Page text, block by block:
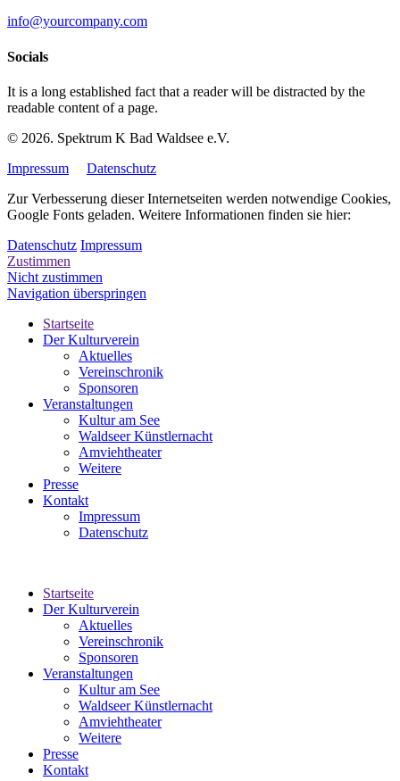
info@yourcompany.com
Socials
It is a long established fact that a reader will be distracted by the
readable content of a page.
© 2026. Spektrum K Bad Waldsee e.V.
Impressum
Datenschutz
Zur Verbesserung dieser Internetseiten werden notwendige Cookies,
Google Fonts geladen. Weitere Informationen finden sie hier:
Datenschutz Impressum
Zustimmen
Nicht zustimmen
Navigation überspringen
Startseite
Der Kulturverein
Aktuelles
Vereinschronik
Sponsoren
Veranstaltungen
Kultur am See
Waldseer Künstlernacht
Amviehtheater
Weitere
Presse
Kontakt
Impressum
Datenschutz
Startseite
Der Kulturverein
Aktuelles
Vereinschronik
Sponsoren
Veranstaltungen
Kultur am See
Waldseer Künstlernacht
Amviehtheater
Weitere
Presse
Kontakt